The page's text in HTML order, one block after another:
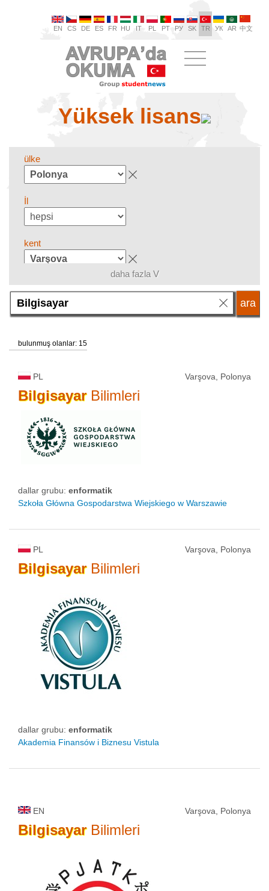
EN CS DE ES FR HU IT PL PT РУ SK TR УК AR 中文
Yüksek lisans
ülke
İl
kent
dallar grubu
eğitim sistemi
okul statüsü
daha fazla V
bulunmuş olanlar: 15
PL Varşova, Polonya
BilgisayarBilimleri
dallar grubu: enformatik
Szkoła Główna Gospodarstwa Wiejskiego w Warszawie
PL Varşova, Polonya
BilgisayarBilimleri
dallar grubu: enformatik
Akademia Finansów i Biznesu Vistula
EN Varşova, Polonya
BilgisayarBilimleri